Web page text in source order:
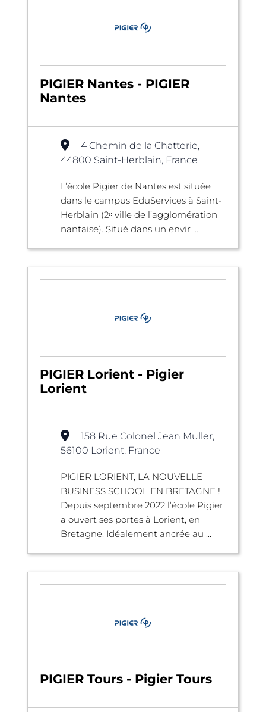
PIGIER Nantes - PIGIER
Nantes
4 Chemin de la Chatterie,
44800 Saint-Herblain, France
L’école Pigier de Nantes est située
dans le campus EduServices à Saint-
Herblain (2ᵉ ville de l’agglomération
nantaise). Situé dans un envir ...
PIGIER Lorient - Pigier
Lorient
158 Rue Colonel Jean Muller,
56100 Lorient, France
PIGIER LORIENT, LA NOUVELLE
BUSINESS SCHOOL EN BRETAGNE !
Depuis septembre 2022 l’école Pigier
a ouvert ses portes à Lorient, en
Bretagne. Idéalement ancrée au ...
PIGIER Tours - Pigier Tours